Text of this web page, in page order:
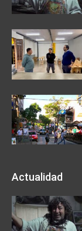
Actualidad